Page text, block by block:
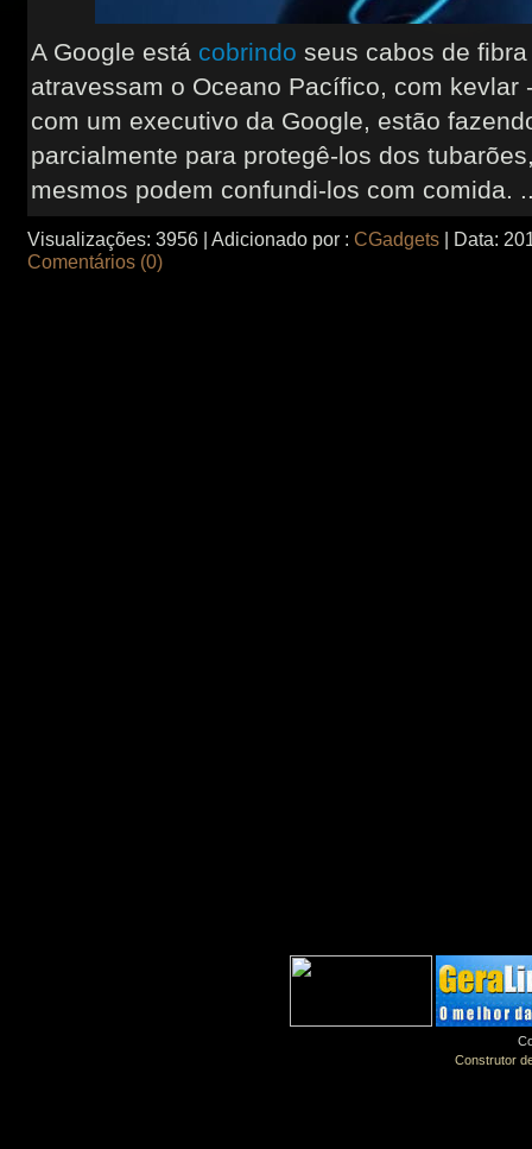
A Google está cobrindo seus cabos de
atravessam o Oceano Pacífico, com kevlar
com um executivo da Google, estão
parcialmente para protegê-los dos
mesmos podem confundi-los com comida.
Visualizações: 3956 | Adicionado por : CGadgets | Data:
Comentários (0)
Construtor